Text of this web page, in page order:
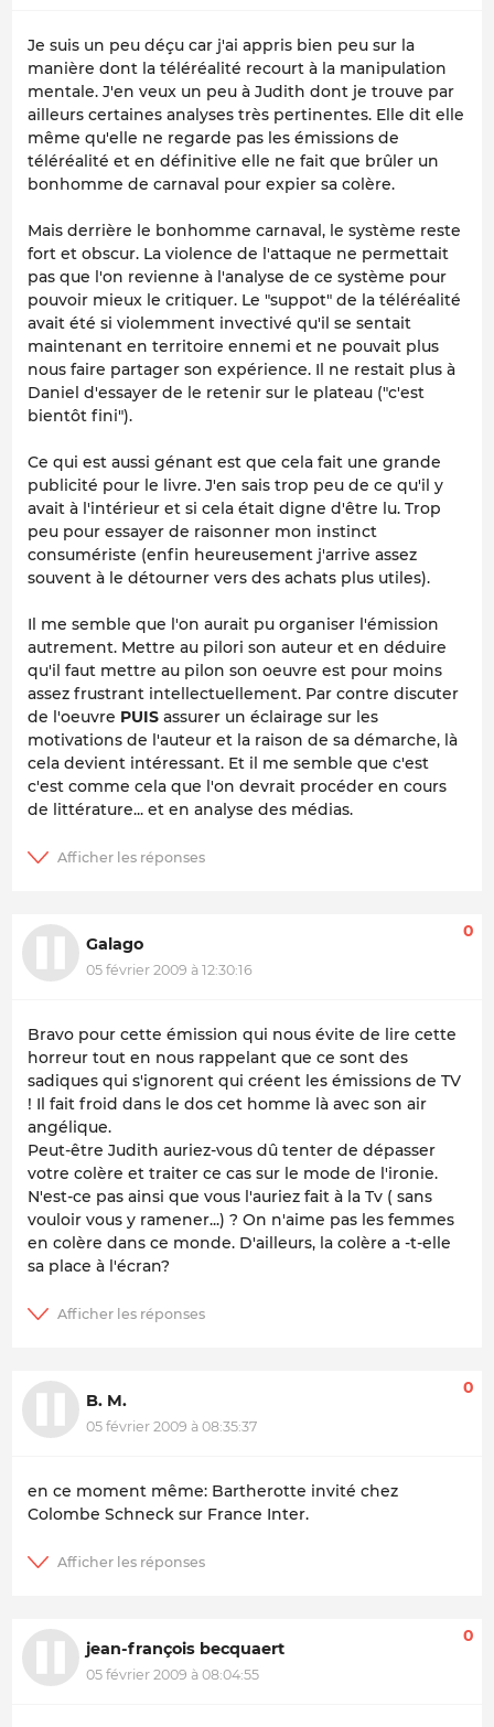
Je suis un peu déçu car j'ai appris bien peu sur la
manière dont la téléréalité recourt à la manipulation
mentale. J'en veux un peu à Judith dont je trouve par
ailleurs certaines analyses très pertinentes. Elle dit elle
même qu'elle ne regarde pas les émissions de
téléréalité et en définitive elle ne fait que brûler un
bonhomme de carnaval pour expier sa colère.
Mais derrière le bonhomme carnaval, le système reste
fort et obscur. La violence de l'attaque ne permettait
pas que l'on revienne à l'analyse de ce système pour
pouvoir mieux le critiquer. Le "suppot" de la téléréalité
avait été si violemment invectivé qu'il se sentait
maintenant en territoire ennemi et ne pouvait plus
nous faire partager son expérience. Il ne restait plus à
Daniel d'essayer de le retenir sur le plateau ("c'est
bientôt fini").
Ce qui est aussi génant est que cela fait une grande
publicité pour le livre. J'en sais trop peu de ce qu'il y
avait à l'intérieur et si cela était digne d'être lu. Trop
peu pour essayer de raisonner mon instinct
consumériste (enfin heureusement j'arrive assez
souvent à le détourner vers des achats plus utiles).
Il me semble que l'on aurait pu organiser l'émission
autrement. Mettre au pilori son auteur et en déduire
qu'il faut mettre au pilon son oeuvre est pour moins
assez frustrant intellectuellement. Par contre discuter
de l'oeuvre PUIS assurer un éclairage sur les
motivations de l'auteur et la raison de sa démarche, là
cela devient intéressant. Et il me semble que c'est
c'est comme cela que l'on devrait procéder en cours
de littérature... et en analyse des médias.
Galago
05 février 2009 à 12:30:16
0
Bravo pour cette émission qui nous évite de lire cette
horreur tout en nous rappelant que ce sont des
sadiques qui s'ignorent qui créent les émissions de TV
! Il fait froid dans le dos cet homme là avec son air
angélique.
Peut-être Judith auriez-vous dû tenter de dépasser
votre colère et traiter ce cas sur le mode de l'ironie.
N'est-ce pas ainsi que vous l'auriez fait à la Tv ( sans
vouloir vous y ramener...) ? On n'aime pas les femmes
en colère dans ce monde. D'ailleurs, la colère a -t-elle
sa place à l'écran?
B. M.
05 février 2009 à 08:35:37
0
en ce moment même: Bartherotte invité chez
Colombe Schneck sur France Inter.
jean-françois becquaert
05 février 2009 à 08:04:55
0